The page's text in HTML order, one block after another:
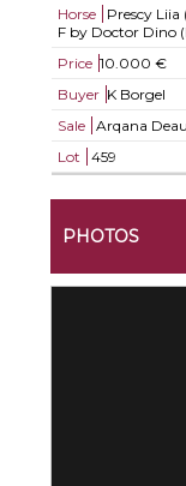
Horse Prescy Liia
F by Doctor Dino
Price 10.000 €
Buyer K Borgel
Sale
Arqana
Lot
459
PHOTOS